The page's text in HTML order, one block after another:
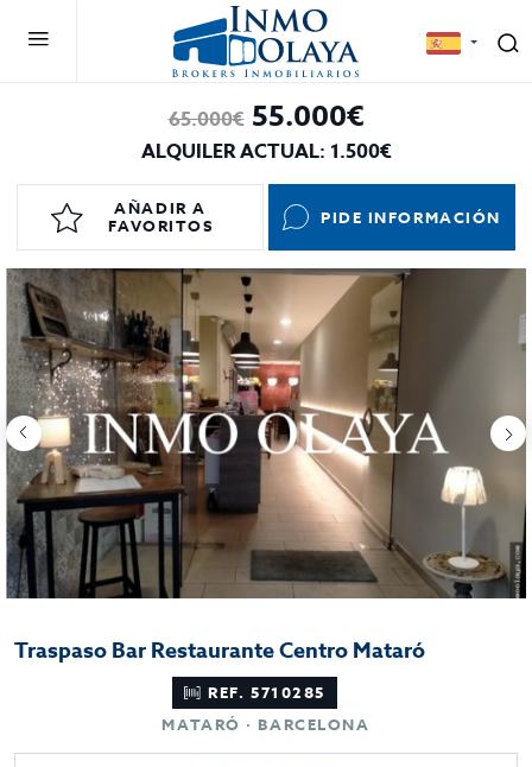
65.000€55.000€
ALQUILER ACTUAL: 1.500€
AÑADIR A
FAVORITOS
PIDE INFORMACIÓN
Traspaso Bar Restaurante Centro Mataró
REF. 5710285
MATARÓ · BARCELONA